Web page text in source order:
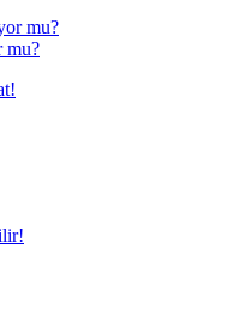
mu?